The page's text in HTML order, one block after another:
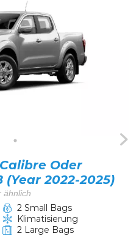
Oder
(Year 2022-2025)
ähnlich
2 Small Bags
Klimatisierung
2 Large Bags